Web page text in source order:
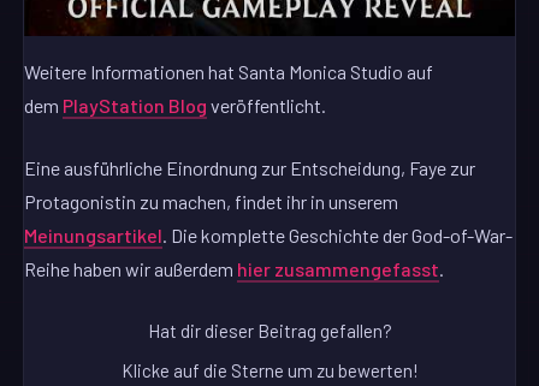
Weitere Informationen hat Santa Monica Studio auf
dem PlayStation Blog veröffentlicht.
Eine ausführliche Einordnung zur Entscheidung, Faye zur
Protagonistin zu machen, findet ihr in unserem
Meinungsartikel. Die komplette Geschichte der God-of-War-
Reihe haben wir außerdem hier zusammengefasst.
Hat dir dieser Beitrag gefallen?
Klicke auf die Sterne um zu bewerten!